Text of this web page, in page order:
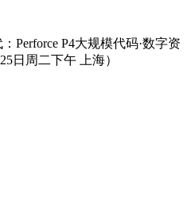
Perforce P4大规模代码·数字资
日周二下午 上海）